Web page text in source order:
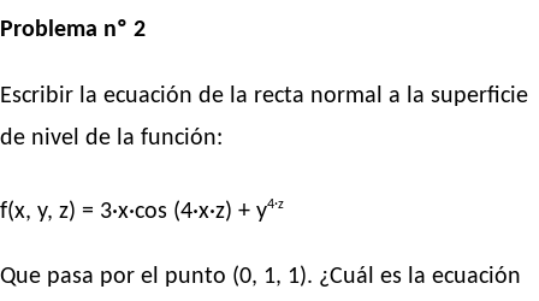
Problema nº 2
Escribir la ecuación de la recta normal a la superficie
de nivel de la función:
f(x, y, z) = 3·x·cos (4·x·z) + y4·z
Que pasa por el punto (0, 1, 1). ¿Cuál es la ecuación